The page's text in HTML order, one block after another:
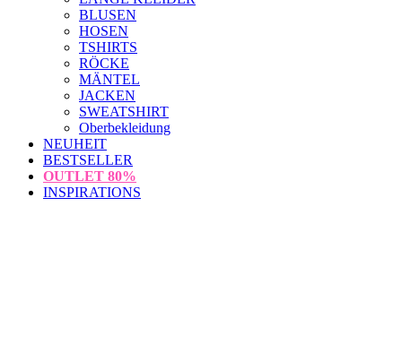
BLUSEN
HOSEN
TSHIRTS
RÖCKE
MÄNTEL
JACKEN
SWEATSHIRT
Oberbekleidung
NEUHEIT
BESTSELLER
OUTLET 80%
INSPIRATIONS